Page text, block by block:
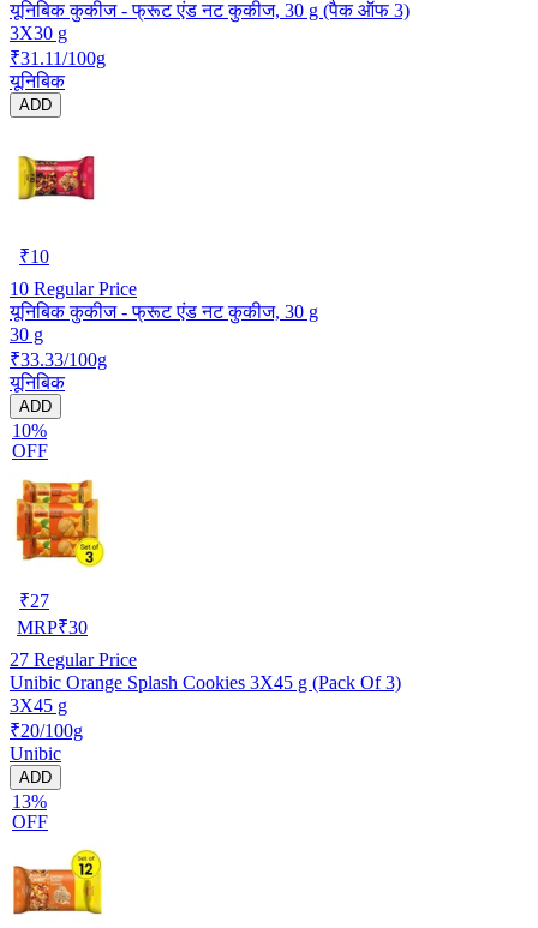
यूनिबिक कुकीज - फ्रूट एंड नट कुकीज, 30 g (पैक ऑफ 3)
3X30 g
₹31.11/100g
यूनिबिक
ADD
₹10
10 Regular Price
यूनिबिक कुकीज - फ्रूट एंड नट कुकीज, 30 g
30 g
₹33.33/100g
यूनिबिक
ADD
10%
OFF
₹27
MRP₹30
27 Regular Price
Unibic Orange Splash Cookies 3X45 g (Pack Of 3)
3X45 g
₹20/100g
Unibic
ADD
13%
OFF